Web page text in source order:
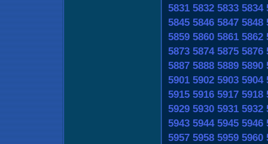
5831 5832 5833 5834
5845 5846 5847 5848
5859 5860 5861 5862
5873 5874 5875 5876
5887 5888 5889 5890
5901 5902 5903 5904
5915 5916 5917 5918
5929 5930 5931 5932
5943 5944 5945 5946
5957 5958 5959 5960